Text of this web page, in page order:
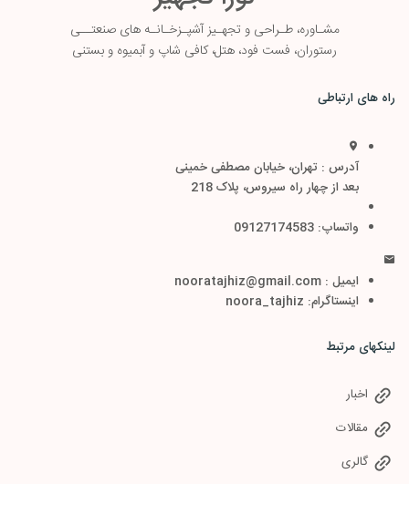
راه های ارتباطی
آدرس : تهران، خیابان مصطفی خمینی
بعد از چهار راه سیروس، پلاک 218
واتساپ: 09127174583
ایمیل : nooratajhiz@gmail.com
اینستاگرام: noora_tajhiz
مشـاوره، طـراحی و تجهـیز آشپـزخـانـه های صنعتــی
رستوران، فست فود، هتل، کافی شاپ و آبمیوه و بستنی
لینکهای مرتبط
اخبار
مقالات
گالری